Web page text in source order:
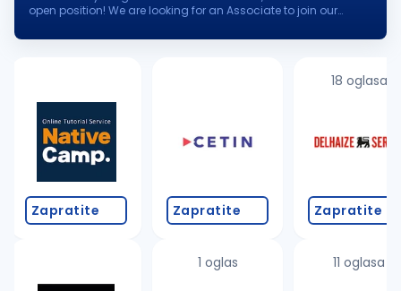
open position! We are looking for an Associate to join our
contribute to...
Zapratite Zapratite
1 oglas
18 oglasa
Zapratite
11 oglasa